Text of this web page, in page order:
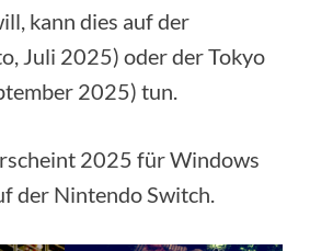
kann dies auf der
Juli 2025) oder der Tokyo
2025) tun.
2025 für Windows
der Nintendo Switch.